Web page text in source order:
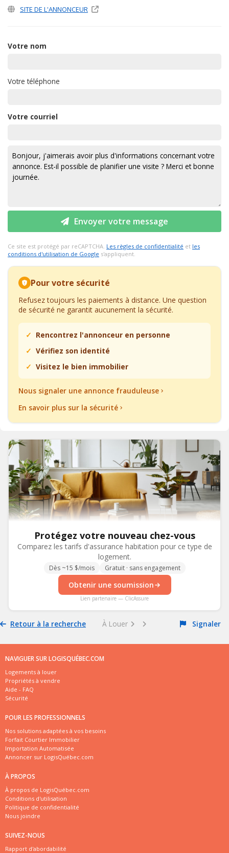
SITE DE L'ANNONCEUR
Votre nom
Votre téléphone
Votre courriel
Envoyer votre message
Ce site est protégé par reCAPTCHA. Les règles de confidentialité et les
conditions d'utilisation de Google s'appliquent.
Pour votre sécurité
Refusez toujours les paiements à distance. Une question
de sécurité ne garantit aucunement la sécurité.
Rencontrez l'annonceur en personne
Vérifiez son identité
Visitez le bien immobilier
Nous signaler une annonce frauduleuse
En savoir plus sur la sécurité
Protégez votre nouveau chez-vous
Comparez les tarifs d'assurance habitation pour ce type de
logement.
Dès ~15 $/mois Gratuit · sans engagement
Obtenir une soumission
Lien partenaire — ClicAssure
Retour à la recherche À Louer Signaler
NAVIGUER SUR LOGISQUÉBEC.COM
Logements à louer
Propriétés à vendre
Aide - FAQ
Sécurité
POUR LES PROFESSIONNELS
Nos solutions adaptées à vos besoins
Forfait Courtier Immobilier
Importation Automatisée
Annoncer sur LogisQuébec.com
À PROPOS
À propos de LogisQuébec.com
Conditions d'utilisation
Politique de confidentialité
Nous joindre
SUIVEZ-NOUS
Rapport d'abordabilité